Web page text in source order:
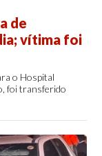
de
vítima foi
o Hospital
foi transferido